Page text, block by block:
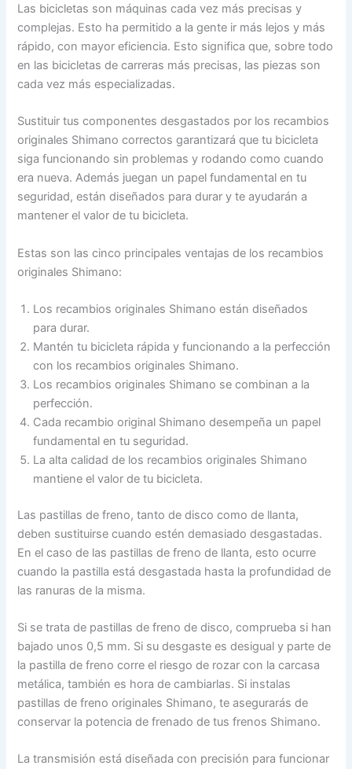
Las bicicletas son máquinas cada vez más precisas y
complejas. Esto ha permitido a la gente ir más lejos y más
rápido, con mayor eficiencia. Esto significa que, sobre todo
en las bicicletas de carreras más precisas, las piezas son
cada vez más especializadas.
Sustituir tus componentes desgastados por los recambios
originales Shimano correctos garantizará que tu bicicleta
siga funcionando sin problemas y rodando como cuando
era nueva. Además juegan un papel fundamental en tu
seguridad, están diseñados para durar y te ayudarán a
mantener el valor de tu bicicleta.
Estas son las cinco principales ventajas de los recambios
originales Shimano:
Los recambios originales Shimano están diseñados
para durar.
Mantén tu bicicleta rápida y funcionando a la perfección
con los recambios originales Shimano.
Los recambios originales Shimano se combinan a la
perfección.
Cada recambio original Shimano desempeña un papel
fundamental en tu seguridad.
La alta calidad de los recambios originales Shimano
mantiene el valor de tu bicicleta.
Las pastillas de freno, tanto de disco como de llanta,
deben sustituirse cuando estén demasiado desgastadas.
En el caso de las pastillas de freno de llanta, esto ocurre
cuando la pastilla está desgastada hasta la profundidad de
las ranuras de la misma.
Si se trata de pastillas de freno de disco, comprueba si han
bajado unos 0,5 mm. Si su desgaste es desigual y parte de
la pastilla de freno corre el riesgo de rozar con la carcasa
metálica, también es hora de cambiarlas. Si instalas
pastillas de freno originales Shimano, te asegurarás de
conservar la potencia de frenado de tus frenos Shimano.
La transmisión está diseñada con precisión para funcionar